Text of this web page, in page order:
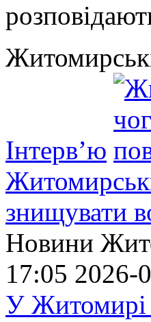
Інтерв’ю
знищувати
Новини
17:05 2026-
У Житомирі